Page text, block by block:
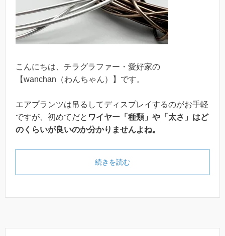
こんにちは、チラグラファー・愛好家の
【wanchan（わんちゃん）】です。
エアプランツは吊るしてディスプレイするのがお手軽
ですが、初めてだと ワイヤー「種類」や「太さ」はど
のくらいが良いのか分かりませんよね。
続きを読む